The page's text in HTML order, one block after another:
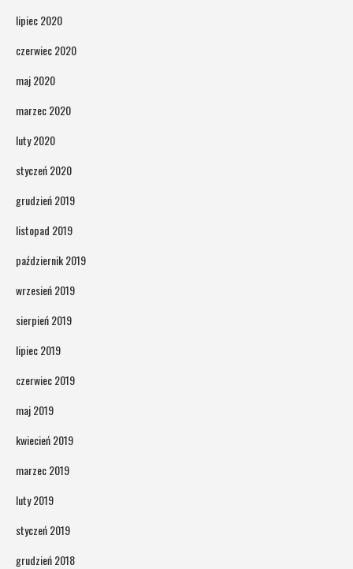
lipiec 2020
czerwiec 2020
maj 2020
marzec 2020
luty 2020
styczeń 2020
grudzień 2019
listopad 2019
październik 2019
wrzesień 2019
sierpień 2019
lipiec 2019
czerwiec 2019
maj 2019
kwiecień 2019
marzec 2019
luty 2019
styczeń 2019
grudzień 2018